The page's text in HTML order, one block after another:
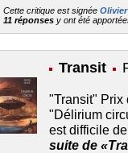
Cette critique est signée Olivier
11 réponses y ont été
Transit
"Transit" Prix
"Délirium
est difficile
suite de